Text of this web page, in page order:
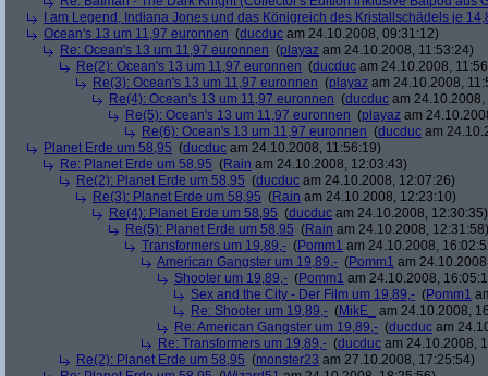
I am Legend, Indiana Jones und das Königreich des Kristallschädels je
Ocean's 13 um 11,97 euronnen (ducduc am 24.10.2008, 09:31:12)
Re: Ocean's 13 um 11,97 euronnen (playaz am 24.10.2008, 11:53:24)
Re(2): Ocean's 13 um 11,97 euronnen (ducduc am 24.10.2008,
Re(3): Ocean's 13 um 11,97 euronnen (playaz am 24.10.2008,
Re(4): Ocean's 13 um 11,97 euronnen (ducduc am
Re(5): Ocean's 13 um 11,97 euronnen (playaz am
Re(6): Ocean's 13 um 11,97 euronnen (ducduc am
Planet Erde um 58,95 (ducduc am 24.10.2008, 11:56:19)
Re: Planet Erde um 58,95 (Rain am 24.10.2008, 12:03:43)
Re(2): Planet Erde um 58,95 (ducduc am 24.10.2008, 12:07:26)
Re(3): Planet Erde um 58,95 (Rain am 24.10.2008, 12:23:10)
Re(4): Planet Erde um 58,95 (ducduc am 24.10.2008, 12:30:35)
Re(5): Planet Erde um 58,95 (Rain am 24.10.2008, 12:31:58)
Transformers um 19,89,- (Pomm1 am 24.10.2008,
American Gangster um 19,89,- (Pomm1 am
Shooter um 19,89,- (Pomm1 am 24.10.2008,
Sex and the City - Der Film um 19,89,- (Pomm1
Re: Shooter um 19,89,- (MikE_
am 24.10.2008,
Re: American Gangster um 19,89,- (ducduc am
Re: Transformers um 19,89,- (ducduc am 24.10.2008,
Re(2): Planet Erde um 58,95 (monster23 am 27.10.2008, 17:25:54)